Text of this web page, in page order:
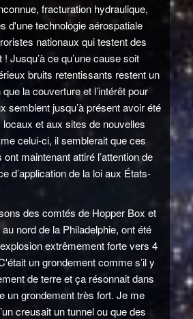
fracturation hydraulique,
d'une technologie aérospatiale
nationaux qui testent des
Jusqu’à ce qu’une cause soit
bruits retentissants restent un
la couverture et l’intérêt pour
semblent jusqu’à présent avoir été
et aux sites de nouvelles
celui-ci, il semblerait que ces
maintenant attiré l’attention de
d’application de la loi aux États-
des comtés de Hopper Box et
nord de la Philadelphie, ont été
extrêmement forte vers 4
un grondement comme s’il y
de terre et ça résonnait dans
un grondement très fort. Je me
creusait un tunnel ou que des